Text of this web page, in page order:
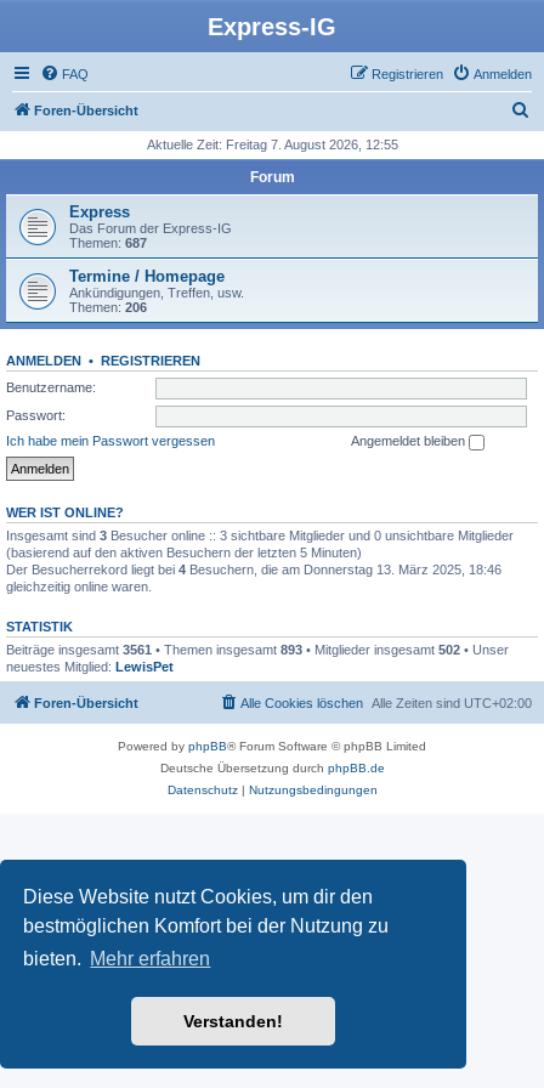
Diese Website nutzt Cookies, um dir den
bestmöglichen Komfort bei der Nutzung zu
bieten. Mehr erfahren
Verstanden!
Express-IG
FAQ Anmelden
Registrieren
Foren-Übersicht
h
Aktuelle Zeit: Freitag 7. August 2026, 12:55
Forum
Express
Das Forum der Express-IG
Themen: 687
Termine / Homepage
Ankündigungen, Treffen, usw.
Themen: 206
ANMELDEN • REGISTRIEREN
Benutzername:
Passwort:
Ich habe mein Passwort vergessen
Angemeldet bleiben
WER IST ONLINE?
Insgesamt sind 3 Besucher online :: 3 sichtbare Mitglieder und 0 unsichtbare Mitglieder
(basierend auf den aktiven Besuchern der letzten 5 Minuten)
Der Besucherrekord liegt bei 4 Besuchern, die am Donnerstag 13. März 2025, 18:46
gleichzeitig online waren.
STATISTIK
Beiträge insgesamt 3561 • Themen insgesamt 893 • Mitglieder insgesamt 502 • Unser
neuestes Mitglied: LewisPet
Foren-Übersicht Alle Zeiten sind UTC+02:00
Alle Cookies löschen
Powered by phpBB® Forum Software © phpBB Limited
Deutsche Übersetzung durch phpBB.de
Datenschutz| Nutzungsbedingungen